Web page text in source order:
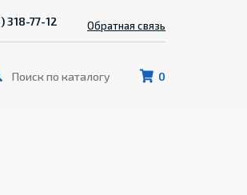
0
318-77-12 Обратная связь